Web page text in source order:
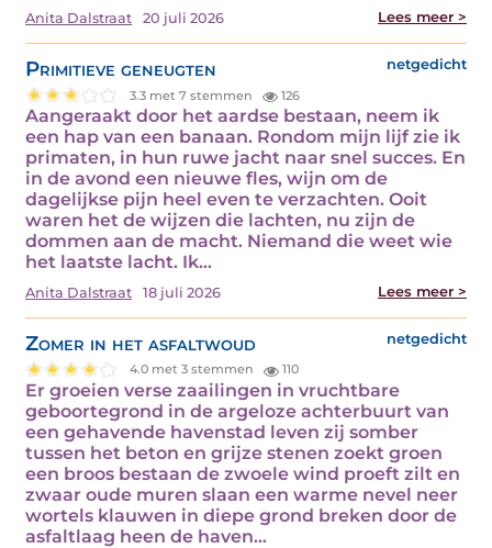
Anita Dalstraat 20 juli 2026 Lees meer >
Primitieve geneugten netgedicht
3.3 met 7 stemmen 126
Aangeraakt door het aardse bestaan, neem ik
een hap van een banaan. Rondom mijn lijf zie ik
primaten, in hun ruwe jacht naar snel succes. En
in de avond een nieuwe fles, wijn om de
dagelijkse pijn heel even te verzachten. Ooit
waren het de wijzen die lachten, nu zijn de
dommen aan de macht. Niemand die weet wie
het laatste lacht. Ik…
Anita Dalstraat 18 juli 2026 Lees meer >
Zomer in het asfaltwoud netgedicht
4.0 met 3 stemmen 110
Er groeien verse zaailingen in vruchtbare
geboortegrond in de argeloze achterbuurt van
een gehavende havenstad leven zij somber
tussen het beton en grijze stenen zoekt groen
een broos bestaan de zwoele wind proeft zilt en
zwaar oude muren slaan een warme nevel neer
wortels klauwen in diepe grond breken door de
asfaltlaag heen de haven…